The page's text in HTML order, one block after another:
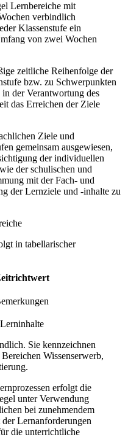
Lernbereiche mit
verbindlich
Klassenstufe ein
von zwei Wochen
zeitliche Reihenfolge der
bzw. zu Schwerpunkten
der Verantwortung des
das Erreichen der Ziele
Ziele und
gemeinsam ausgewiesen,
der individuellen
der schulischen und
mit der Fach- und
der Lernziele und -inhalte zu
in tabellarischer
Sie kennzeichnen
Wissenserwerb,
erfolgt die
unter Verwendung
bei zunehmendem
Lernanforderungen
die unterrichtliche